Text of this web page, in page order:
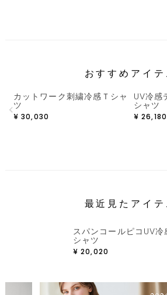
おすすめアイテ
カットワーク刺繍冷感Ｔシャ
ツ
¥ 30,030
UV冷感
シャツ
¥ 26,180
最近見たアイテ
スパンコールピコUV冷
シャツ
¥ 20,020